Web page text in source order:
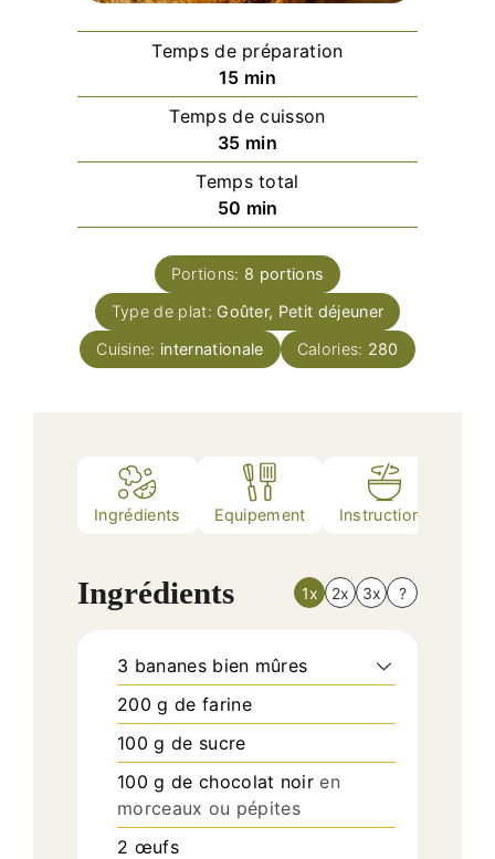
Temps de préparation
15minutes
min
Temps de cuisson
35minutes
min
Temps total
50 minutes
min
Portions: 8 portions
Type de plat: Goûter, Petit déjeuner
Cuisine: internationale Calories: 280
Ingrédients Equipement Instructions
Ingrédients 1x 2x 3x ?
3 bananes bien mûres
200 g de farine
100 g de sucre
100 g de chocolat noir en
morceaux ou pépites
2 œufs